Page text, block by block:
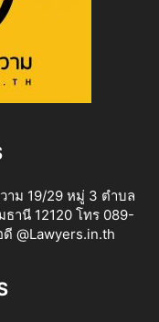
าม 19/29 หมู่ 3 ตำบล
านี 12120 โทร 089-
@Lawyers.in.th